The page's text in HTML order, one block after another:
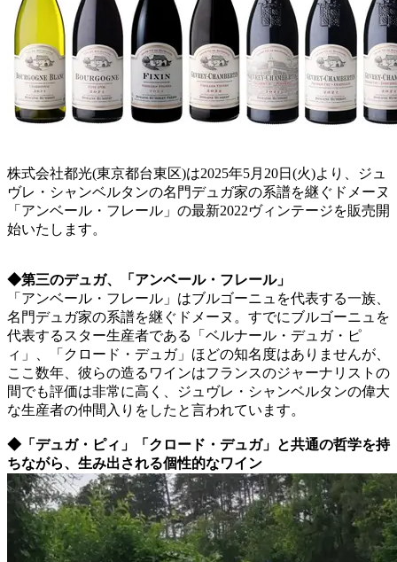
株式会社都光(東京都台東区)は2025年5月20日(火)より、ジュ
ヴレ・シャンベルタンの名門デュガ家の系譜を継ぐドメーヌ
「アンベール・フレール」の最新2022ヴィンテージを販売開
始いたします。
◆第三のデュガ、「アンベール・フレール」
「アンベール・フレール」はブルゴーニュを代表する一族、
名門デュガ家の系譜を継ぐドメーヌ。すでにブルゴーニュを
代表するスター生産者である「ベルナール・デュガ・ピ
ィ」、「クロード・デュガ」ほどの知名度はありませんが、
ここ数年、彼らの造るワインはフランスのジャーナリストの
間でも評価は非常に高く、ジュヴレ・シャンベルタンの偉大
な生産者の仲間入りをしたと言われています。
◆「デュガ・ピィ」「クロード・デュガ」と共通の哲学を持
ちながら、生み出される個性的なワイン